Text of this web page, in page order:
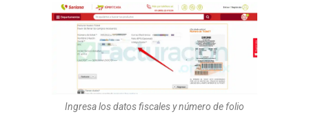
Ingresa los datos fiscales y número de folio